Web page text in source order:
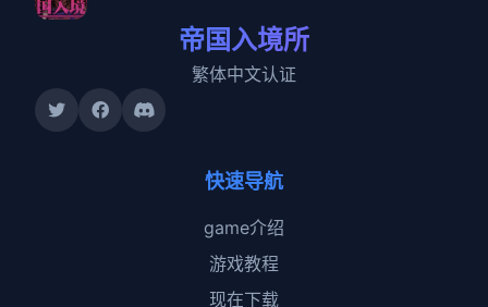
帝国入境所
繁体中文认证
快速导航
game介绍
游戏教程
现在下载